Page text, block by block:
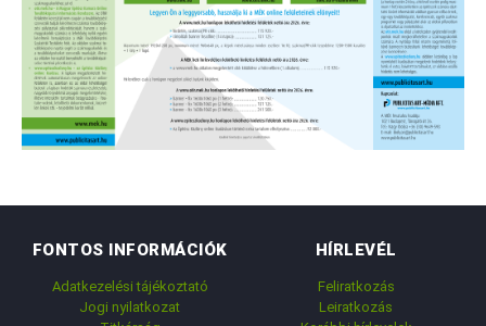
FONTOS INFORMÁCIÓK
Adatkezelési tájékoztató
Jogi nyilatkozat
HÍRLEVÉL
Feliratkozás
Leiratkozás